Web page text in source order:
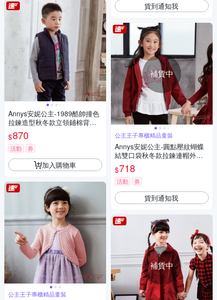
Annys安妮公主-1989酷帥撞色
拉鍊造型秋冬款立領鋪棉背心*
0477藍色
$870
活動 券
加入購物車
公主王子專櫃精品童裝
貨到通知我
補貨中
公主王子專櫃精品童裝
Annys安妮公主-圓點壓紋蝴蝶
結雙口袋秋冬款拉鍊連帽外套*
9417紅色
$718
活動 券
貨到通知我
補貨中